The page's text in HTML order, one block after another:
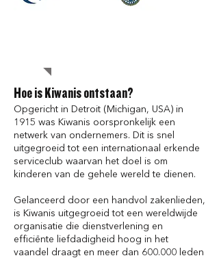
Hoe is Kiwanis ontstaan?
Opgericht in Detroit (Michigan, USA) in
1915 was Kiwanis oorspronkelijk een
netwerk van ondernemers. Dit is snel
uitgegroeid tot een internationaal erkende
serviceclub waarvan het doel is om
kinderen van de gehele wereld te dienen.
Gelanceerd door een handvol zakenlieden,
is Kiwanis uitgegroeid tot een wereldwijde
organisatie die dienstverlening en
efficiënte liefdadigheid hoog in het
vaandel draagt en meer dan 600.000 leden